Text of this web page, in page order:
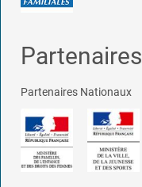
Partenaires
Partenaires Nationaux